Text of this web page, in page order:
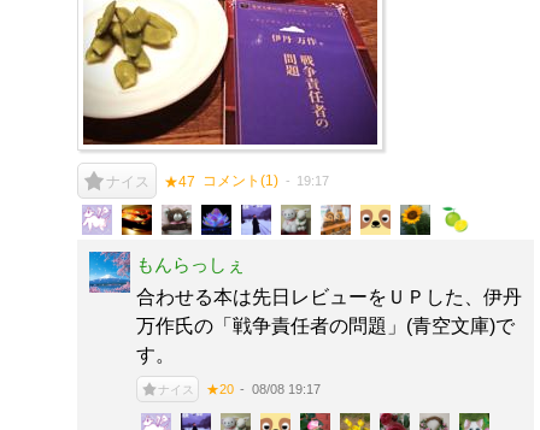
ナイス ★47 コメント(1) 19:17
もんらっしぇ
合わせる本は先日レビューをＵＰした、伊丹
万作氏の「戦争責任者の問題」(青空文庫)で
す。
ナイス ★20 08/08 19:17